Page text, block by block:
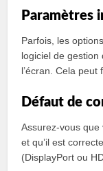
Paramètres
Parfois, les
logiciel de
l’écran. Cela peut
Défaut de
Assurez-vous
et qu’il est
(DisplayPort ou